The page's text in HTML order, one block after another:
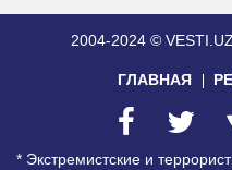
2004-2024 © VESTI.UZ
ГЛАВНАЯ
* Экстремистские и